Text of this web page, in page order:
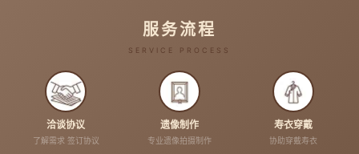
服务流程
SERVICE PROCESS
洽谈协议
了解需求 签订协议
遗像制作
专业遗像拍摄制作
寿衣穿戴
协助穿戴寿衣